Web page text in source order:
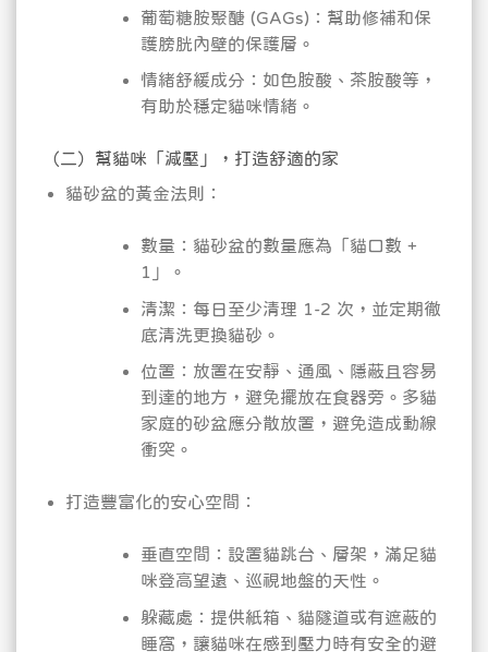
葡萄糖胺聚醣 (GAGs)：幫助修補和保
護膀胱內壁的保護層。
情緒舒緩成分：如色胺酸、茶胺酸等，
有助於穩定貓咪情緒。
（二）幫貓咪「減壓」，打造舒適的家
貓砂盆的黃金法則：
數量：貓砂盆的數量應為「貓口數 +
1」。
清潔：每日至少清理 1-2 次，並定期徹
底清洗更換貓砂。
位置：放置在安靜、通風、隱蔽且容易
到達的地方，避免擺放在食器旁。多貓
家庭的砂盆應分散放置，避免造成動線
衝突。
打造豐富化的安心空間：
垂直空間：設置貓跳台、層架，滿足貓
咪登高望遠、巡視地盤的天性。
躲藏處：提供紙箱、貓隧道或有遮蔽的
睡窩，讓貓咪在感到壓力時有安全的避